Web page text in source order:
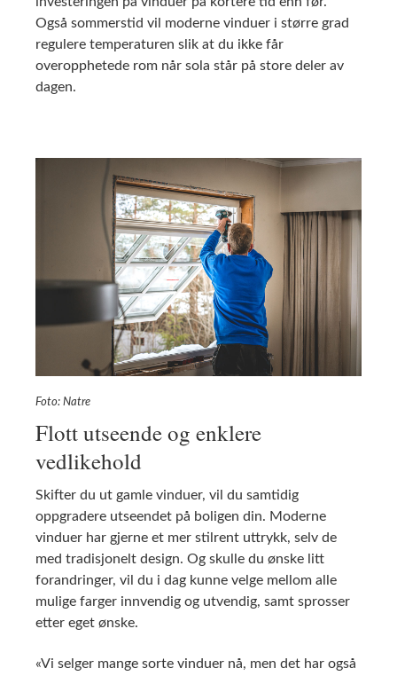
Også sommerstid vil moderne vinduer i større grad
regulere temperaturen slik at du ikke får
overopphetede rom når sola står på store deler av
dagen.
Foto: Natre
Flott utseende og enklere
vedlikehold
Skifter du ut gamle vinduer, vil du samtidig
oppgradere utseendet på boligen din. Moderne
vinduer har gjerne et mer stilrent uttrykk, selv de
med tradisjonelt design. Og skulle du ønske litt
forandringer, vil du i dag kunne velge mellom alle
mulige farger innvendig og utvendig, samt sprosser
etter eget ønske.
«Vi selger mange sorte vinduer nå, men det har også